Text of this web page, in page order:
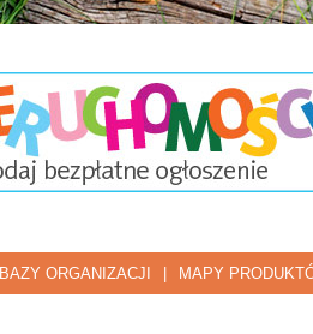
BAZY ORGANIZACJI MAPY